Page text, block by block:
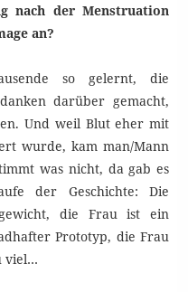
nach der Menstruation
an?
so gelernt, die
darüber gemacht,
Und weil Blut eher mit
wurde, kam man/Mann
was nicht, da gab es
der Geschichte: Die
die Frau ist ein
Prototyp, die Frau
viel…